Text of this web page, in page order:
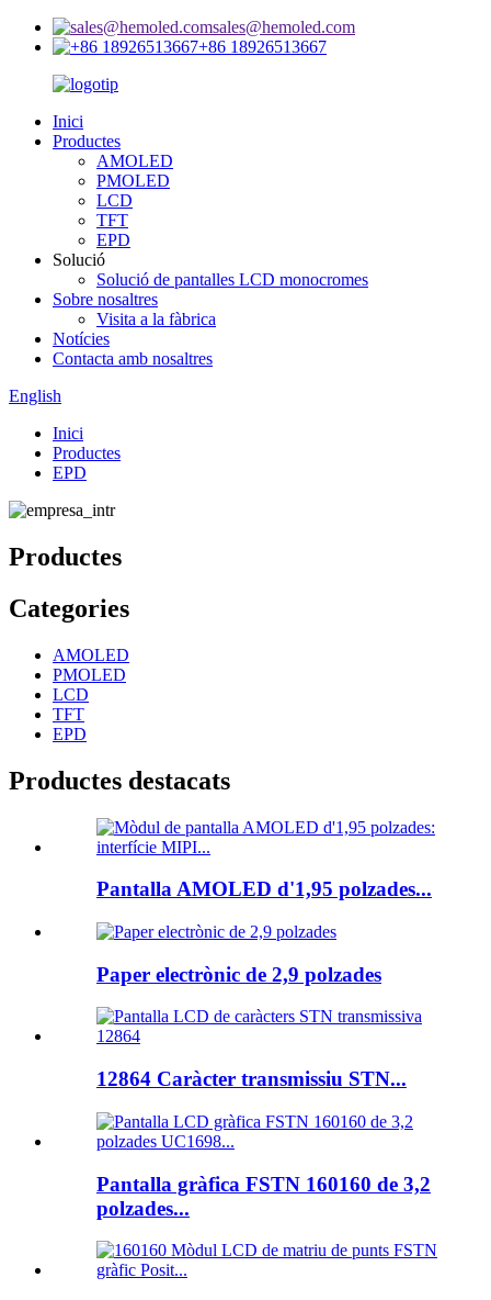
sales@hemoled.com
+86 18926513667
Inici
Productes
AMOLED
PMOLED
LCD
TFT
EPD
Solució
Solució de pantalles LCD monocromes
Sobre nosaltres
Visita a la fàbrica
Notícies
Contacta amb nosaltres
English
Inici
Productes
EPD
Productes
Categories
AMOLED
PMOLED
LCD
TFT
EPD
Productes destacats
Pantalla AMOLED d'1,95 polzades...
Paper electrònic de 2,9 polzades
12864 Caràcter transmissiu STN...
Pantalla gràfica FSTN 160160 de 3,2
polzades...